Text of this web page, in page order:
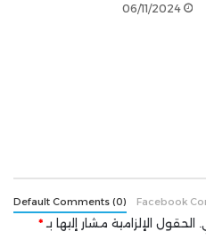
لذا قررنا أن نضع
وأن نصنع أكبر
على حملة اللاعب الفردي
06/11/2024
Default Comments (0) Facebook
الحقول الإلزامية مشار إليها بـ*